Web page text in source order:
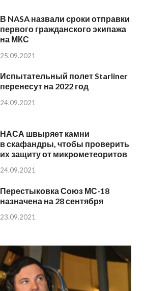
В NASA назвали сроки отправки
первого гражданского экипажа
на МКС
25.09.2021
Испытательный полет Starliner
перенесут на 2022 год
24.09.2021
НАСА швыряет камни
в скафандры, чтобы проверить
их защиту от микрометеоритов
24.09.2021
Перестыковка Союз МС-18
назначена на 28 сентября
23.09.2021